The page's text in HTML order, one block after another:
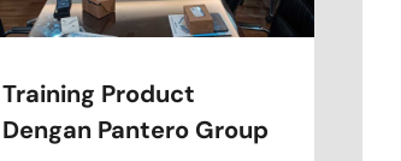
Training Product
Dengan Pantero Group